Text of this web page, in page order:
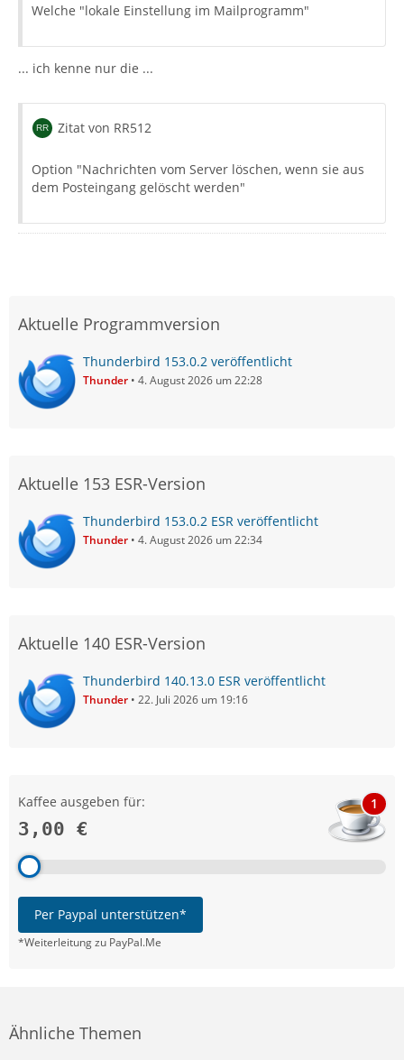
Welche "lokale Einstellung im Mailprogramm"
... ich kenne nur die ...
Zitat von RR512
Option "Nachrichten vom Server löschen, wenn sie aus
dem Posteingang gelöscht werden"
Aktuelle Programmversion
Thunderbird 153.0.2 veröffentlicht
Thunder 4. August 2026 um 22:28
Aktuelle 153 ESR-Version
Thunderbird 153.0.2 ESR veröffentlicht
Thunder 4. August 2026 um 22:34
Aktuelle 140 ESR-Version
Thunderbird 140.13.0 ESR veröffentlicht
Thunder 22. Juli 2026 um 19:16
Kaffee ausgeben für:
3,00 €
1
Per Paypal unterstützen*
*Weiterleitung zu PayPal.Me
Ähnliche Themen